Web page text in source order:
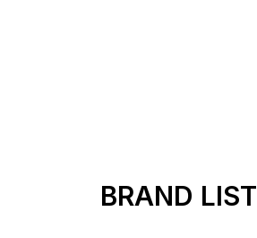
BRAND LIST